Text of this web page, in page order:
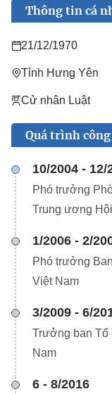
Thông tin cá
21/12/1970
Tỉnh Hưng Yên
Cử nhân Luật
Quá trình
10/2004 - 12/
Phó trưởng
Trung ương
1/2006 - 2/
Phó trưởng
Việt Nam
3/2009 - 6/
Trưởng ban Tổ
Nam
6 - 8/2016